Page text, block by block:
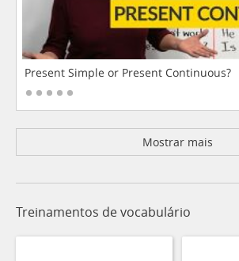
Present Simple or Present Continuous?
Mostrar mais
Treinamentos de vocabulário